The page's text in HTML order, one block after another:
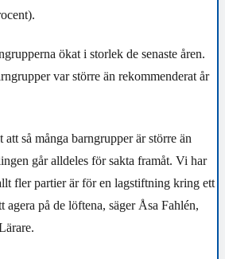
ökat i storlek de senaste åren.
var större än rekommenderat år
så många barngrupper är större än
går alldeles för sakta framåt. Vi har
fler partier är för en lagstiftning kring ett
agera på de löftena, säger Åsa Fahlén,